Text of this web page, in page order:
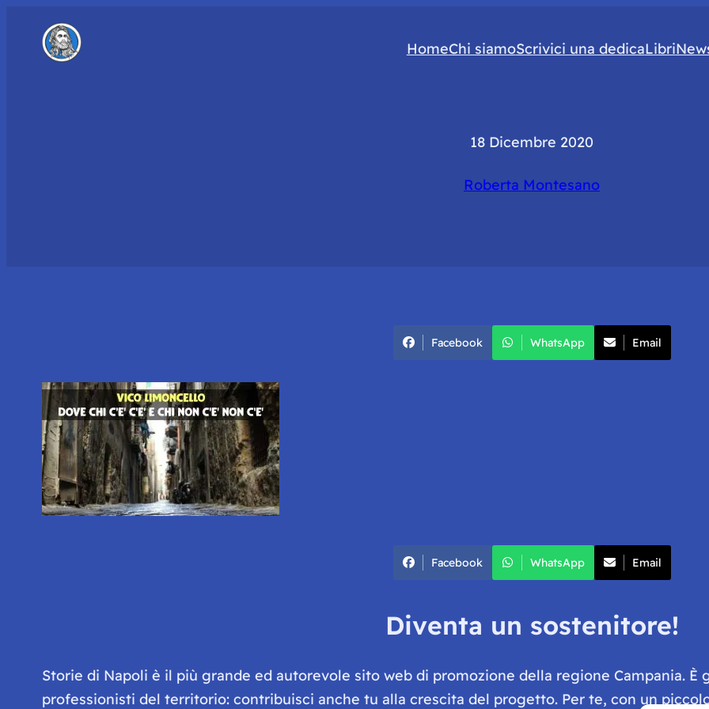
HomeChi siamoScrivici una dedicaLibri
18 Dicembre 2020
Roberta Montesano
Facebook WhatsApp Email
Facebook WhatsApp Email
Diventa un sostenitore!
Storie di Napoli è il più grande ed autorevole sito web di promozione della regione Campania.
professionisti del territorio: contribuisci anche tu alla crescita del progetto. Per te, con un